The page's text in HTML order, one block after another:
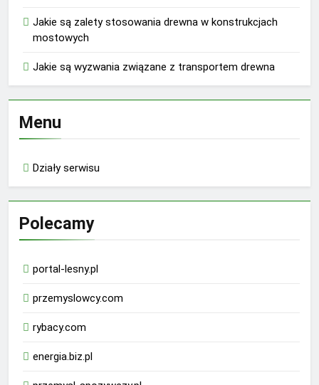
Jakie są zalety stosowania drewna w konstrukcjach
mostowych
Jakie są wyzwania związane z transportem drewna
Menu
Działy serwisu
Polecamy
portal-lesny.pl
przemyslowcy.com
rybacy.com
energia.biz.pl